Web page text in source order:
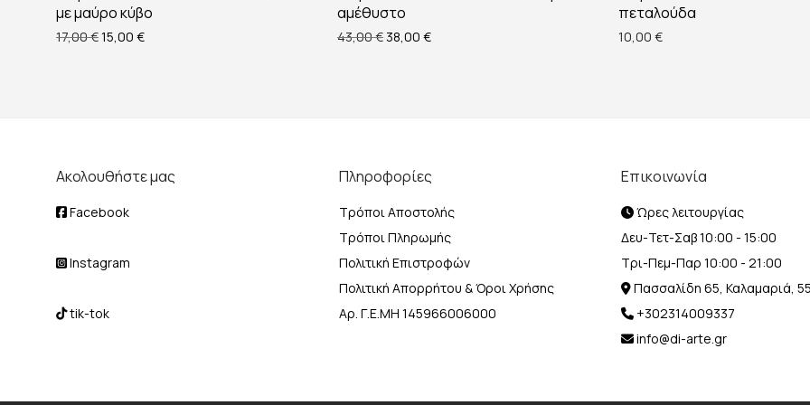
με μαύρο κύβο
17,00€Original price was: 17,00 €.
15,00 €Η τρέχουσα τιμή είναι: 15,00 €.
αμέθυστο
43,00€ Original price was: 43,00 €.
38,00 €Η τρέχουσα τιμή είναι: 38,00 €.
πεταλούδα
10,00 €
Ακολουθήστε μας
Facebook
Instagram
tik-tok
Πληροφορίες
Τρόποι Αποστολής
Τρόποι Πληρωμής
Πολιτική Επιστροφών
Πολιτική Απορρήτου & Όροι Χρήσης
Αρ. Γ.Ε.ΜΗ 145966006000
Επικοινωνία
Ώρες λειτουργίας
Δευ-Τετ-Σαβ 10:00 - 15:00
Τρι-Πεμ-Παρ 10:00 - 21:00
Πασσαλίδη 65, Καλαμαριά,
+302314009337
info@di-arte.gr